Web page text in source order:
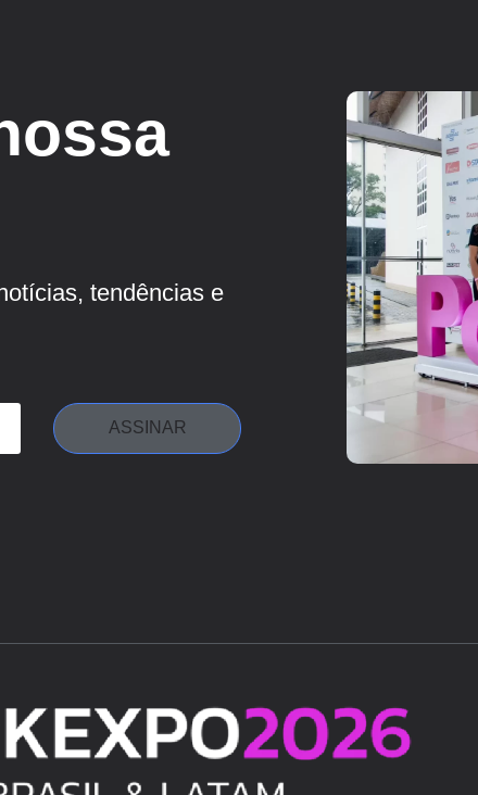
tendências e
ASSINAR